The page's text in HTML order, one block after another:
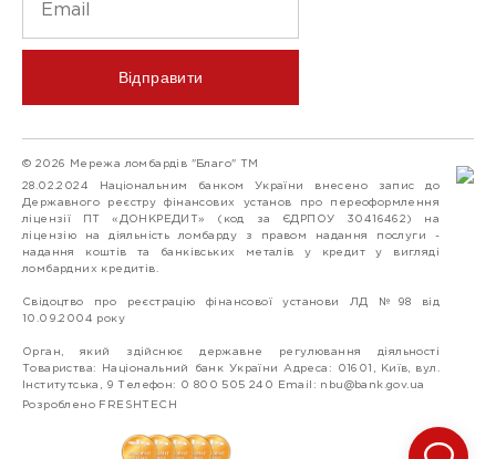
Відправити
© 2026 Мережа ломбардів "Благо" ТМ
28.02.2024 Національним банком України внесено запис до
Державного реєстру фінансових установ про переоформлення
ліцензії ПТ «ДОНКРЕДИТ» (код за ЄДРПОУ 30416462) на
ліцензію на діяльність ломбарду з правом надання послуги -
надання коштів та банківських металів у кредит у вигляді
ломбардних кредитів.
Свідоцтво про реєстрацію фінансової установи ЛД №98 від
10.09.2004 року
Орган, який здійснює державне регулювання діяльності
Товариства: Національний банк України Адреса: 01601, Київ, вул.
Інститутська, 9 Телефон: 0 800 505 240 Email: nbu@bank.gov.ua
Розроблено FRESHTECH